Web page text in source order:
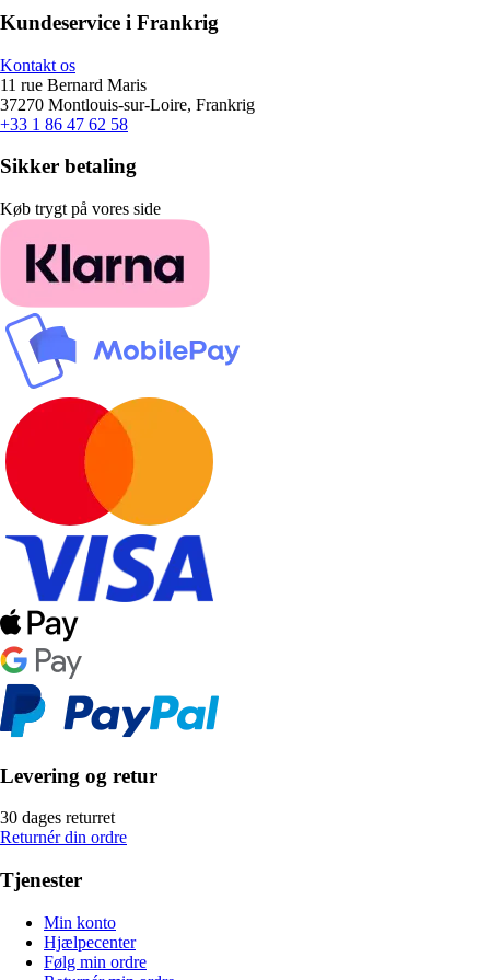
Kundeservice i Frankrig
Kontakt os
11 rue Bernard Maris
37270 Montlouis-sur-Loire, Frankrig
+33 1 86 47 62 58
Sikker betaling
Køb trygt på vores side
Levering og retur
30 dages returret
Returnér din ordre
Tjenester
Min konto
Hjælpecenter
Følg min ordre